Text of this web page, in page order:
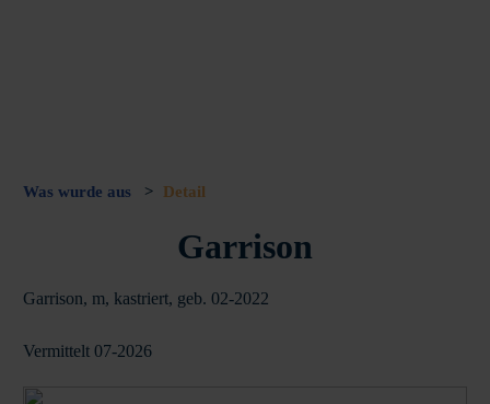
Was wurde aus > Detail
Garrison
Garrison, m, kastriert, geb. 02-2022
Vermittelt 07-2026